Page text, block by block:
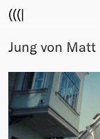
(((|
About
Award
Sponsors
Fair Work
TBD
Jung von Matt